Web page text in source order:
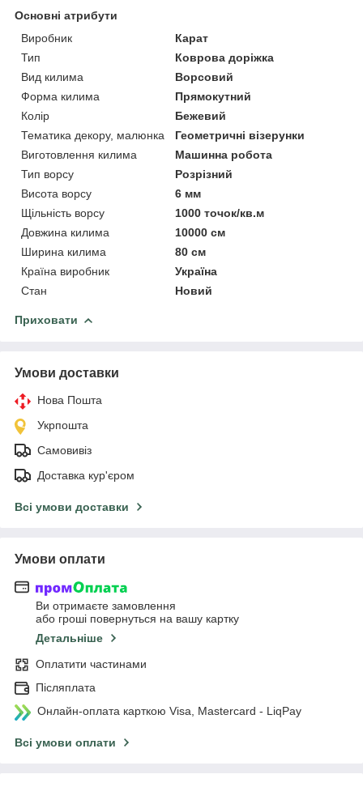
Основні атрибути
Виробник
Карат
Тип
Коврова доріжка
Вид килима
Ворсовий
Форма килима
Прямокутний
Колір
Бежевий
Тематика декору, малюнка
Геометричні візерунки
Виготовлення килима
Машинна робота
Тип ворсу
Розрізний
Висота ворсу
6 мм
Щільність ворсу
1000 точок/кв.м
Довжина килима
10000 см
Ширина килима
80 см
Країна виробник
Україна
Стан
Новий
Приховати
Умови доставки
Нова Пошта
Укрпошта
Самовивіз
Доставка кур'єром
Всі умови доставки
Умови оплати
Ви отримаєте замовлення
або гроші повернуться на вашу картку
Детальніше
Оплатити частинами
Післяплата
Онлайн-оплата карткою Visa, Mastercard - LiqPay
Всі умови оплати